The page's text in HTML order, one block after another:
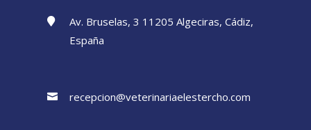

Av. Bruselas, 3 11205 Algeciras, Cádiz,
España
 recepcion@veterinariaelestercho.com